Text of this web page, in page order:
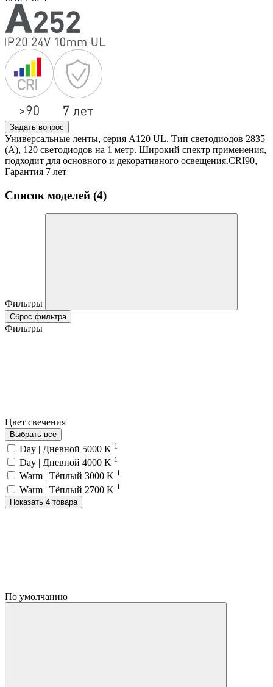
Задать вопрос
Универсальные ленты, серия А120 UL. Тип светодиодов 2835
(А), 120 светодиодов на 1 метр. Широкий спектр применения,
подходит для основного и декоративного освещения.CRI90,
Гарантия 7 лет
Список моделей (4)
Фильтры
Сброс фильтра
Фильтры
Цвет свечения
Выбрать все
Day | Дневной 5000 K 1
Day | Дневной 4000 K 1
Warm | Тёплый 3000 K 1
Warm | Тёплый 2700 K 1
Показать 4 товара
По умолчанию